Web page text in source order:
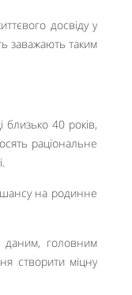
досвіду у
заважають таким
40 років,
раціональне
шансу на родинне
даним, головним
створити міцну